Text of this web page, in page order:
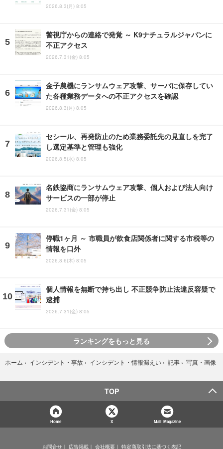
2026.8.3(月) 8:05
警視庁からの連絡で発覚 ～ K9ナチュラルジャパンに
不正アクセス
2026.7.31(金) 8:05
金子農機にランサムウェア攻撃、サーバに保存してい
た各種業務データへの不正アクセスを確認
2026.8.3(月) 8:05
セシール、再発防止のため業務委託先の見直しを完了
し選定基準と管理も強化
2026.8.5(水) 8:05
名鉄協商にランサムウェア攻撃、個人および法人向け
サービスの一部が停止
2026.7.31(金) 8:05
停職1ヶ月 ～ 市職員が飲食店関係者に関する市税等の
情報を口外
2026.8.6(木) 8:05
個人情報を無断で持ち出し 不正競争防止法違反容疑で
逮捕
2026.7.31(金) 8:05
ランキングをもっと見る
ホーム › インシデント・事故 › インシデント・情報漏えい › 記事 › 写真・画像
TOP
Home X Mail Magazine
お問合せ 広告掲載 会社概要 特定商取引法に基づく表記